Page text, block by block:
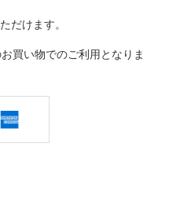
だけます。
買い物でのご利用となりま